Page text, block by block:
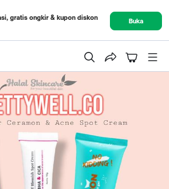
gratis ongkir & kupon diskon
Buka